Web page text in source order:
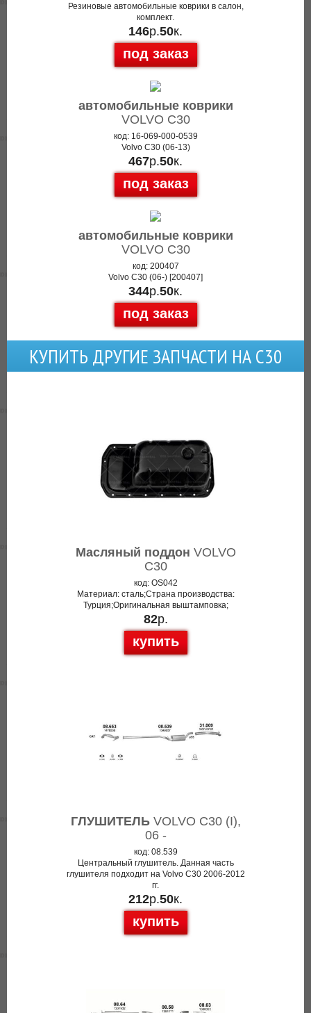
Резиновые автомобильные коврики в салон,
комплект.
146р.50к.
под заказ
автомобильные коврики
VOLVO C30
код: 16-069-000-0539
Volvo C30 (06-13)
467р.50к.
под заказ
автомобильные коврики
VOLVO C30
код: 200407
Volvo C30 (06-) [200407]
344р.50к.
под заказ
КУПИТЬ ДРУГИЕ ЗАПЧАСТИ НА С30
Масляный поддон VOLVO
C30
код: OS042
Материал: сталь;Страна производства:
Турция;Оригинальная выштамповка;
82р.
купить
ГЛУШИТЕЛЬVOLVO C30 (I),
06 -
код: 08.539
Центральный глушитель. Данная часть
глушителя подходит на Volvo C30 2006-2012
гг.
212р.50к.
купить